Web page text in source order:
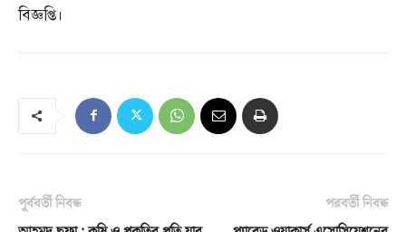
বিজ্ঞপ্তি।
পূর্ববর্তী নিবন্ধ
পরবর্তী নিবন্ধ